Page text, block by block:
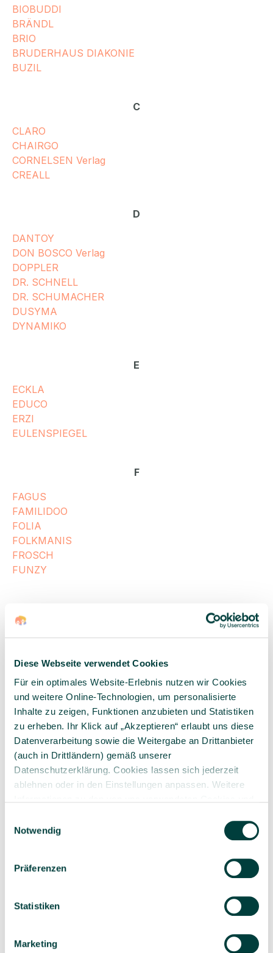
Diese Webseite verwendet Cookies
Für ein optimales Website-Erlebnis nutzen wir Cookies
und weitere Online-Technologien, um personalisierte
Inhalte zu zeigen, Funktionen anzubieten und Statistiken
zu erheben. Ihr Klick auf „Akzeptieren“ erlaubt uns diese
Datenverarbeitung sowie die Weitergabe an Drittanbieter
(auch in Drittländern) gemäß unserer
Datenschutzerklärung. Cookies lassen sich jederzeit
ablehnen oder in den Einstellungen anpassen. Weitere
schutz­erklärung
Notwendig
Präferenzen
Statistiken
Marketing
BIOBUDDI
BRÄNDL
BRIO
BRUDERHAUS DIAKONIE
BUZIL
C
CLARO
CHAIRGO
CORNELSEN Verlag
CREALL
D
DANTOY
DON BOSCO Verlag
DOPPLER
DR. SCHNELL
DR. SCHUMACHER
DUSYMA
DYNAMIKO
E
ECKLA
EDUCO
ERZI
EULENSPIEGEL
F
FAGUS
FAMILIDOO
FOLIA
FOLKMANIS
FROSCH
FUNZY
GOKI
GOWI
GREEN HYGIENE
GRIMM'S
GUIDECRAFT
H
HARTMANN
HAPE
ITALTRIKE